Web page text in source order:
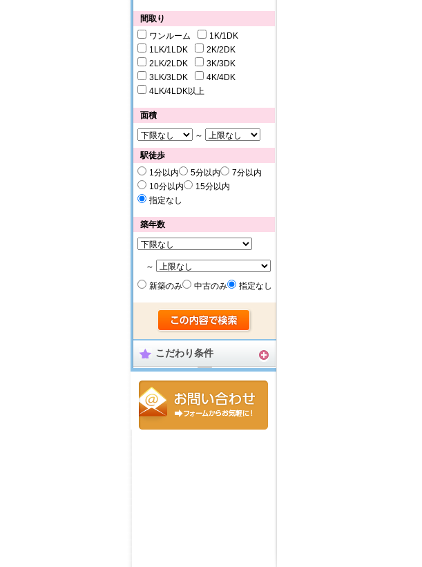
間取り
ワンルーム
1K/1DK
1LK/1LDK
2K/2DK
2LK/2LDK
3K/3DK
3LK/3LDK
4K/4DK
4LK/4LDK以上
面積
～
駅徒歩
1分以内
5分以内
7分以内
10分以内
15分以内
指定なし
築年数
～
新築のみ
中古のみ 指定なし
こだわり条件